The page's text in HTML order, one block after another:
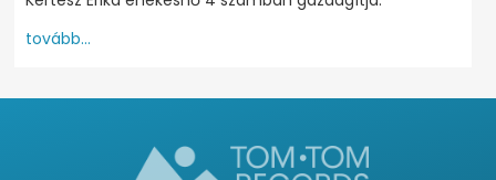
tovább...